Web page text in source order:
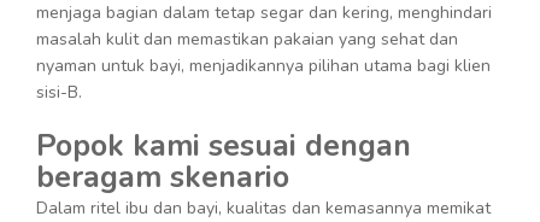
menjaga bagian dalam tetap segar dan kering, menghindari
masalah kulit dan memastikan pakaian yang sehat dan
nyaman untuk bayi, menjadikannya pilihan utama bagi klien
sisi-B.
Popok kami sesuai dengan
beragam skenario
Dalam ritel ibu dan bayi, kualitas dan kemasannya memikat